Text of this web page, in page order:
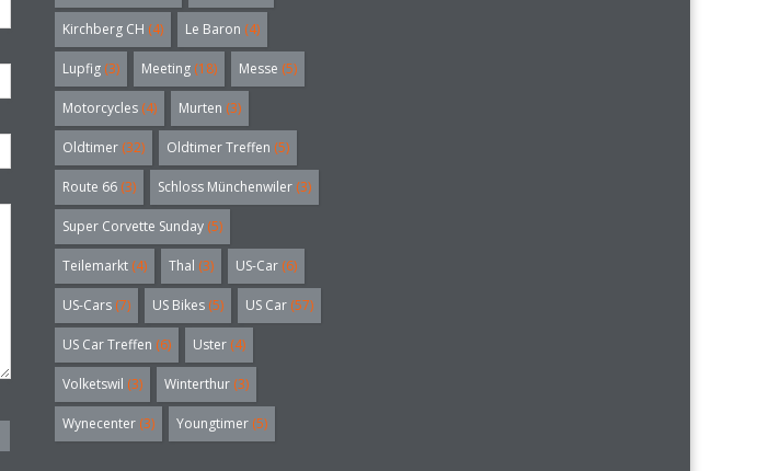
Kirchberg CH (4) Le Baron (4)
Lupfig (3) Meeting (18) Messe (5)
Motorcycles (4) Murten (3)
Oldtimer (32) Oldtimer Treffen (5)
Route 66 (3) Schloss Münchenwiler (3)
Super Corvette Sunday (5)
Teilemarkt (4) Thal (3) US-Car (6)
US-Cars (7) US Bikes (5) US Car (57)
US Car Treffen (6) Uster (4)
Volketswil (3) Winterthur (3)
Wynecenter (3) Youngtimer (5)